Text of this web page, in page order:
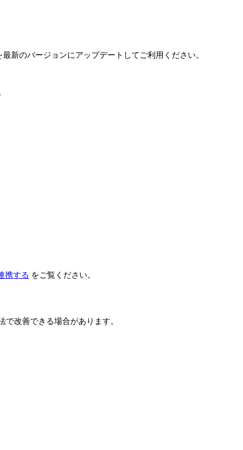
新のバージョンにアップデートしてご利用ください。
携する をご覧ください。
改善できる場合があります。